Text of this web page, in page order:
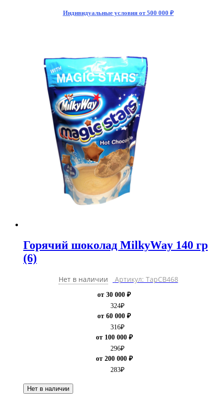
Индивидуальные условия от 500 000 ₽
Горячий шоколад MilkyWay 140 гр
(6)
Нет в наличии Артикул: ТарCB468
от 30 000 ₽
324₽
от 60 000 ₽
316₽
от 100 000 ₽
296₽
от 200 000 ₽
283₽
Нет в наличии